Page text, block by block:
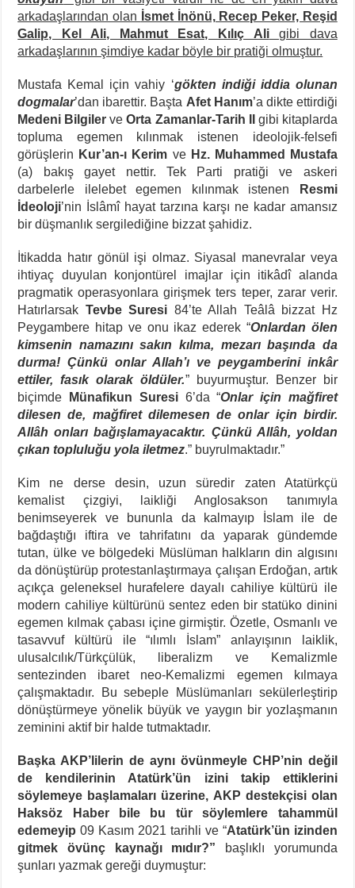
arkadaşlarından olan İsmet İnönü, Recep Peker, Reşid
Galip, Kel Ali, Mahmut Esat, Kılıç Aligibi dava
arkadaşlarının şimdiye kadar böyle bir pratiği olmuştur.
Mustafa Kemal için vahiy ‘gökten indiği iddia olunan
dogmalar’dan ibarettir. Başta Afet Hanım’a dikte ettirdiği
Medeni Bilgiler veOrta Zamanlar-Tarih II
gibi kitaplarda
topluma egemen kılınmak istenen ideolojik-felsefi
görüşlerin Kur’an-ı Kerim ve Hz. Muhammed Mustafa
(a) bakış gayet nettir. Tek Parti pratiği ve askeri
darbelerle ilelebet egemen kılınmak istenen
Resmi
İdeoloji’nin İslâmî hayat tarzına karşı ne kadar amansız
bir düşmanlık sergilediğine bizzat şahidiz.
İtikadda hatır gönül işi olmaz. Siyasal manevralar veya
ihtiyaç duyulan konjontürel imajlar için itikâdî alanda
pragmatik operasyonlara girişmek ters teper, zarar verir.
Hatırlarsak Tevbe Suresi 84’te Allah Teâlâ bizzat Hz
Peygambere hitap ve onu ikaz ederek “Onlardan ölen
kimsenin namazını sakın kılma, mezarı başında da
durma! Çünkü onlar Allah’ı ve peygamberini inkâr
ettiler, fasık olarak öldüler.” buyurmuştur. Benzer bir
biçimde
Münafikun Suresi6’da “Onlar için mağfiret
dilesen de, mağfiret dilemesen de onlar için birdir.
Allâh onları bağışlamayacaktır. Çünkü Allâh, yoldan
çıkan topluluğu yola iletmez.” buyrulmaktadır.”
Kim ne derse desin, uzun süredir zaten Atatürkçü
kemalist çizgiyi, laikliği Anglosakson tanımıyla
benimseyerek ve bununla da kalmayıp İslam ile de
bağdaştığı iftira ve tahrifatını da yaparak gündemde
tutan, ülke ve bölgedeki Müslüman halkların din algısını
da dönüştürüp protestanlaştırmaya çalışan Erdoğan, artık
açıkça geleneksel hurafelere dayalı cahiliye kültürü ile
modern cahiliye kültürünü sentez eden bir statüko dinini
egemen kılmak çabası içine girmiştir. Özetle, Osmanlı ve
tasavvuf kültürü ile “ılımlı İslam” anlayışının laiklik,
ulusalcılık/Türkçülük, liberalizm ve Kemalizmle
sentezinden ibaret neo-Kemalizmi egemen kılmaya
çalışmaktadır. Bu sebeple Müslümanları sekülerleştirip
dönüştürmeye yönelik büyük ve yaygın bir yozlaşmanın
zeminini aktif bir halde tutmaktadır.
Başka AKP’lilerin de aynı övünmeyle CHP’nin değil
de kendilerinin Atatürk’ün izini takip ettiklerini
söylemeye başlamaları üzerine, AKP destekçisi olan
Haksöz Haber bile bu tür söylemlere tahammül
edemeyip09 Kasım 2021 tarihli ve “Atatürk’ün izinden
gitmek övünç kaynağı mıdır?” başlıklı yorumunda
şunları yazmak gereği duymuştur: